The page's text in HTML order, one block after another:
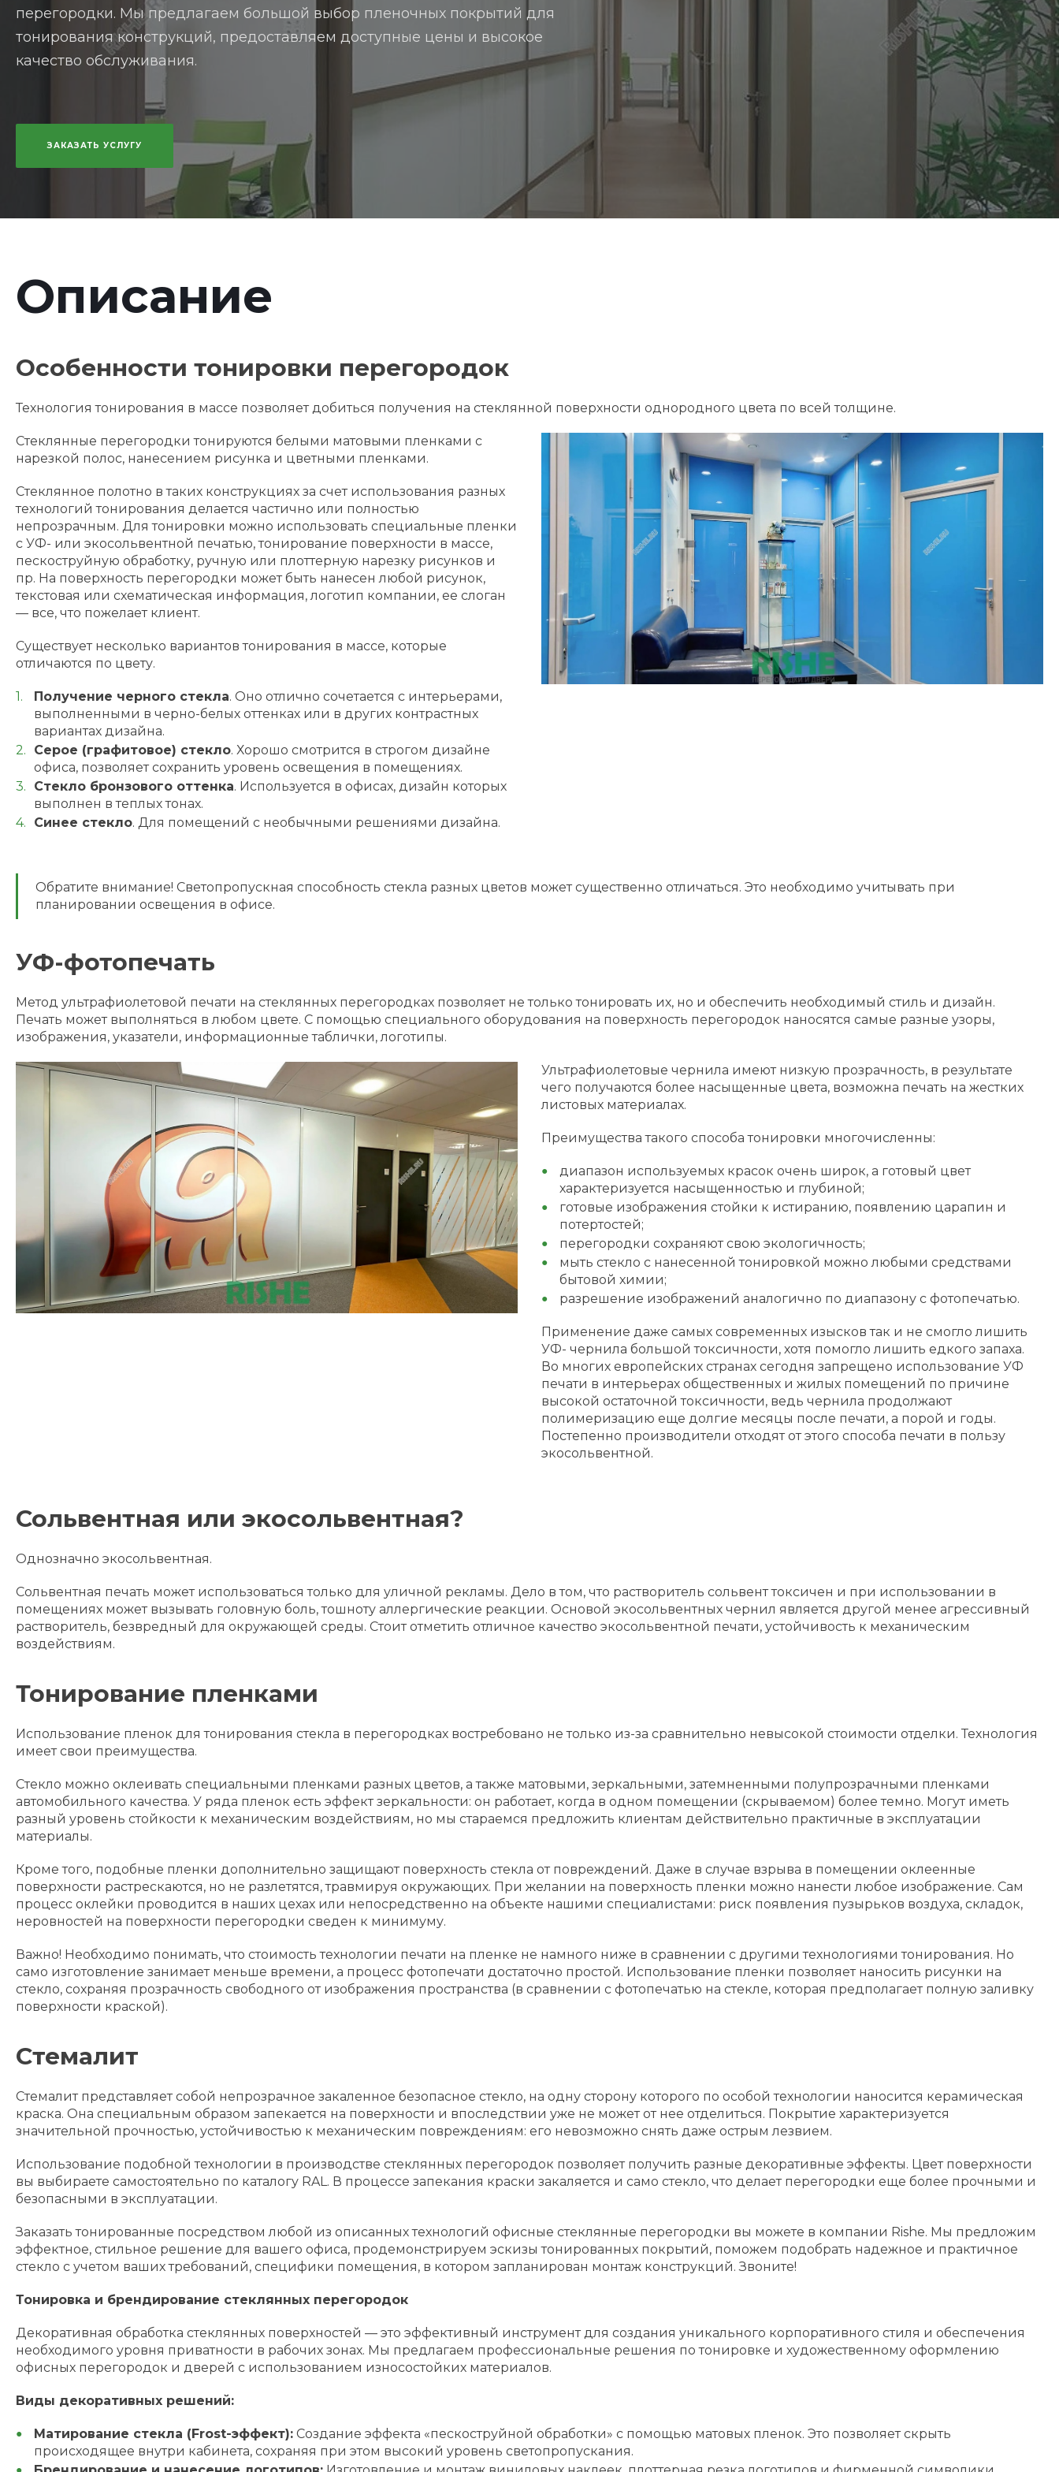
перегородки. Мы предлагаем большой выбор пленочных покрытий для
тонирования конструкций, предоставляем доступные цены и высокое
качество обслуживания.
ЗАКАЗАТЬ УСЛУГУ
Описание
Особенности тонировки перегородок
Технология тонирования в массе позволяет добиться получения на стеклянной поверхности однородного цвета по всей толщине.
Стеклянные перегородки тонируются белыми матовыми пленками с
нарезкой полос, нанесением рисунка и цветными пленками.
Стеклянное полотно в таких конструкциях за счет использования разных
технологий тонирования делается частично или полностью
непрозрачным. Для тонировки можно использовать специальные пленки
с УФ- или экосольвентной печатью, тонирование поверхности в массе,
пескоструйную обработку, ручную или плоттерную нарезку рисунков и
пр. На поверхность перегородки может быть нанесен любой рисунок,
текстовая или схематическая информация, логотип компании, ее слоган
— все, что пожелает клиент.
Существует несколько вариантов тонирования в массе, которые
отличаются по цвету.
Получение черного стекла. Оно отлично сочетается с интерьерами,
выполненными в черно-белых оттенках или в других контрастных
вариантах дизайна.
Серое (графитовое) стекло. Хорошо смотрится в строгом дизайне
офиса, позволяет сохранить уровень освещения в помещениях.
Стекло бронзового оттенка. Используется в офисах, дизайн которых
выполнен в теплых тонах.
Синее стекло. Для помещений с необычными решениями дизайна.
Обратите внимание! Светопропускная способность стекла разных цветов может существенно отличаться. Это необходимо учитывать при
планировании освещения в офисе.
УФ-фотопечать
Метод ультрафиолетовой печати на стеклянных перегородках позволяет не только тонировать их, но и обеспечить необходимый стиль и дизайн.
Печать может выполняться в любом цвете. С помощью специального оборудования на поверхность перегородок наносятся самые разные узоры,
изображения, указатели, информационные таблички, логотипы.
Ультрафиолетовые чернила имеют низкую прозрачность, в результате
чего получаются более насыщенные цвета, возможна печать на жестких
листовых материалах.
Преимущества такого способа тонировки многочисленны:
диапазон используемых красок очень широк, а готовый цвет
характеризуется насыщенностью и глубиной;
готовые изображения стойки к истиранию, появлению царапин и
потертостей;
перегородки сохраняют свою экологичность;
мыть стекло с нанесенной тонировкой можно любыми средствами
бытовой химии;
разрешение изображений аналогично по диапазону с фотопечатью.
Применение даже самых современных изысков так и не смогло лишить
УФ- чернила большой токсичности, хотя помогло лишить едкого запаха.
Во многих европейских странах сегодня запрещено использование УФ
печати в интерьерах общественных и жилых помещений по причине
высокой остаточной токсичности, ведь чернила продолжают
полимеризацию еще долгие месяцы после печати, а порой и годы.
Постепенно производители отходят от этого способа печати в пользу
экосольвентной.
Сольвентная или экосольвентная?
Однозначно экосольвентная.
Сольвентная печать может использоваться только для уличной рекламы. Дело в том, что растворитель сольвент токсичен и при использовании в
помещениях может вызывать головную боль, тошноту аллергические реакции. Основой экосольвентных чернил является другой менее агрессивный
растворитель, безвредный для окружающей среды. Стоит отметить отличное качество экосольвентной печати, устойчивость к механическим
воздействиям.
Тонирование пленками
Использование пленок для тонирования стекла в перегородках востребовано не только из-за сравнительно невысокой стоимости отделки. Технология
имеет свои преимущества.
Стекло можно оклеивать специальными пленками разных цветов, а также матовыми, зеркальными, затемненными полупрозрачными пленками
автомобильного качества. У ряда пленок есть эффект зеркальности: он работает, когда в одном помещении (скрываемом) более темно. Могут иметь
разный уровень стойкости к механическим воздействиям, но мы стараемся предложить клиентам действительно практичные в эксплуатации
материалы.
Кроме того, подобные пленки дополнительно защищают поверхность стекла от повреждений. Даже в случае взрыва в помещении оклеенные
поверхности растрескаются, но не разлетятся, травмируя окружающих. При желании на поверхность пленки можно нанести любое изображение. Сам
процесс оклейки проводится в наших цехах или непосредственно на объекте нашими специалистами: риск появления пузырьков воздуха, складок,
неровностей на поверхности перегородки сведен к минимуму.
Важно! Необходимо понимать, что стоимость технологии печати на пленке не намного ниже в сравнении с другими технологиями тонирования. Но
само изготовление занимает меньше времени, а процесс фотопечати достаточно простой. Использование пленки позволяет наносить рисунки на
стекло, сохраняя прозрачность свободного от изображения пространства (в сравнении с фотопечатью на стекле, которая предполагает полную заливку
поверхности краской).
Стемалит
Стемалит представляет собой непрозрачное закаленное безопасное стекло, на одну сторону которого по особой технологии наносится керамическая
краска. Она специальным образом запекается на поверхности и впоследствии уже не может от нее отделиться. Покрытие характеризуется
значительной прочностью, устойчивостью к механическим повреждениям: его невозможно снять даже острым лезвием.
Использование подобной технологии в производстве стеклянных перегородок позволяет получить разные декоративные эффекты. Цвет поверхности
вы выбираете самостоятельно по каталогу RAL. В процессе запекания краски закаляется и само стекло, что делает перегородки еще более прочными и
безопасными в эксплуатации.
Заказать тонированные посредством любой из описанных технологий офисные стеклянные перегородки вы можете в компании Rishe. Мы предложим
эффектное, стильное решение для вашего офиса, продемонстрируем эскизы тонированных покрытий, поможем подобрать надежное и практичное
стекло с учетом ваших требований, специфики помещения, в котором запланирован монтаж конструкций. Звоните!
Тонировка и брендирование стеклянных перегородок
Декоративная обработка стеклянных поверхностей — это эффективный инструмент для создания уникального корпоративного стиля и обеспечения
необходимого уровня приватности в рабочих зонах. Мы предлагаем профессиональные решения по тонировке и художественному оформлению
офисных перегородок и дверей с использованием износостойких материалов.
Виды декоративных решений:
Матирование стекла (Frost-эффект):Создание эффекта «пескоструйной обработки» с помощью матовых пленок. Это позволяет скрыть
происходящее внутри кабинета, сохраняя при этом высокий уровень светопропускания.